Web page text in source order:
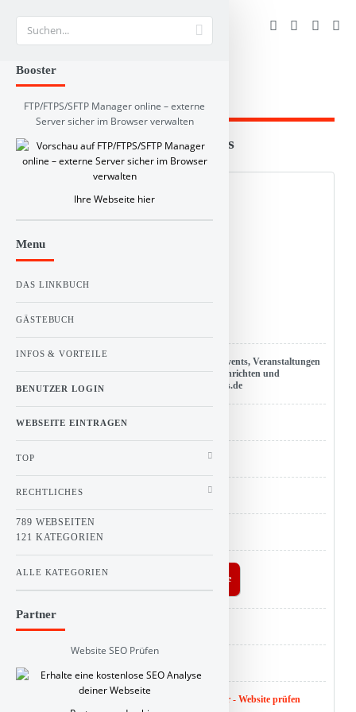
Branchen und RSS-Verzeichnis
Web Info Schlagworte Kommentare RSS Feed:
Titel :Flensburg News
Beschreibung : Flensburg-News. Nachrichten, Events, Veranstaltungen
rund um Flensburg. Kostenlos Neuigkeiten, Nachrichten und
Schlagzeilen aus Flensburg. www.flensburg-news.de
URL : flensburg-news.de
Hits : 3
Kategorie :Linkbuch Bildung und Wissen
ID : 398
Buy Linkbuch a coffee
SEO Bericht nicht verfügbar - Website prüfen
Booster
FTP/FTPS/SFTP Manager online – externe
Server sicher im Browser verwalten
Ihre Webseite hier
Menu
DAS LINKBUCH
GÄSTEBUCH
INFOS & VORTEILE
BENUTZER LOGIN
WEBSEITE EINTRAGEN
TOP
RECHTLICHES
789 WEBSEITEN
121 KATEGORIEN
ALLE KATEGORIEN
Partner
Website SEO Prüfen